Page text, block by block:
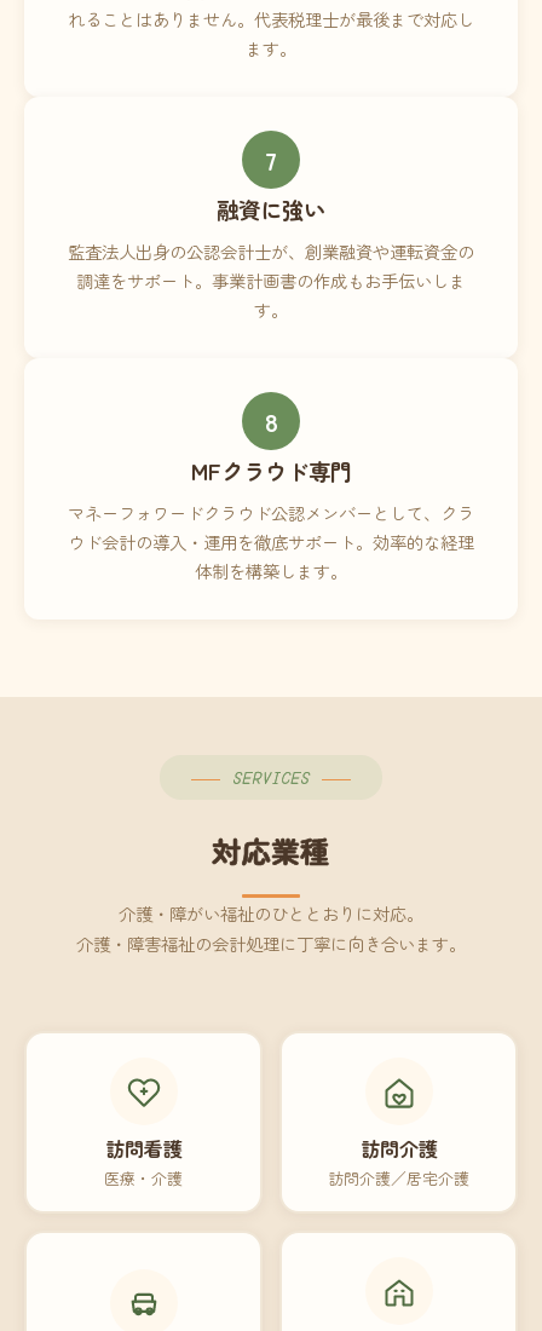
れることはありません。代表税理士が最後まで対応し
ます。
7
融資に強い
監査法人出身の公認会計士が、創業融資や運転資金の
調達をサポート。事業計画書の作成もお手伝いしま
す。
8
MFクラウド専門
マネーフォワードクラウド公認メンバーとして、クラ
ウド会計の導入・運用を徹底サポート。効率的な経理
体制を構築します。
SERVICES
対応業種
介護・障がい福祉のひととおりに対応。
介護・障害福祉の会計処理に丁寧に向き合います。
訪問看護
医療・介護
訪問介護
訪問介護／居宅介護